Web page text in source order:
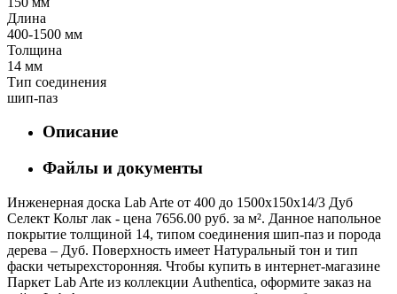
Длина
400-1500 мм
Толщина
14 мм
Тип соединения
шип-паз
Описание
Файлы и документы
Инженерная доска Lab Arte от 400 до 1500х150х14/3 Дуб
Селект Кольт лак - цена 7656.00 руб. за м². Данное напольное
покрытие толщиной 14, типом соединения шип-паз и порода
дерева – Дуб. Поверхность имеет Натуральный тон и тип
фаски четырехсторонняя. Чтобы купить в интернет-магазине
Паркет Lab Arte из коллекции Authentica, оформите заказ на